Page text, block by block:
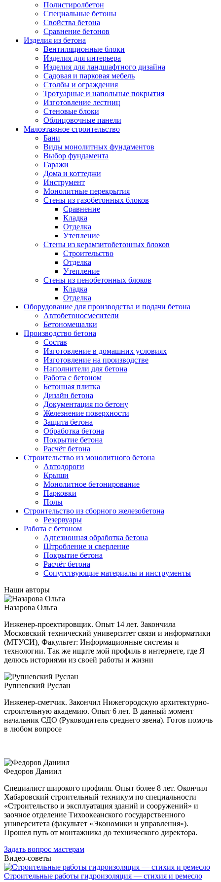
Полистиролбетон
Специальные бетоны
Свойства бетона
Сравнение бетонов
Изделия из бетона
Вентиляционные блоки
Изделия для интерьера
Изделия для ландшафтного дизайна
Садовая и парковая мебель
Столбы и ограждения
Тротуарные и напольные покрытия
Изготовление лестниц
Стеновые блоки
Облицовочные панели
Малоэтажное строительство
Бани
Виды монолитных фундаментов
Выбор фундамента
Гаражи
Дома и коттеджи
Инструмент
Монолитные перекрытия
Стены из газобетонных блоков
Сравнение
Кладка
Отделка
Утепление
Стены из керамзитобетонных блоков
Строительство
Отделка
Утепление
Стены из пенобетонных блоков
Кладка
Отделка
Оборудование для производства и подачи бетона
Автобетоносмесители
Бетономешалки
Производство бетона
Состав
Изготовление в домашних условиях
Изготовление на производстве
Наполнители для бетона
Работа с бетоном
Бетонная плитка
Дизайн бетона
Документация по бетону
Железнение поверхности
Защита бетона
Обработка бетона
Покрытие бетона
Расчёт бетона
Строительство из монолитного бетона
Автодороги
Крыши
Монолитное бетонирование
Парковки
Полы
Строительство из сборного железобетона
Резервуары
Работа с бетоном
Адгезионная обработка бетона
Штробление и сверление
Покрытие бетона
Расчёт бетона
Сопутствующие материалы и инструменты
Наши авторы
Назарова Ольга
Инженер-проектировщик. Опыт 14 лет. Закончила
Московский технический университет связи и информатики
(МТУСИ), Факультет: Информационные системы и
технологии. Так же ищите мой профиль в интернете, где Я
делюсь историями из своей работы и жизни
Рупневский Руслан
Инженер-сметчик. Закончил Нижегородскую архитектурно-
строительную академию. Опыт 6 лет. В данный момент
начальник СДО (Руководитель среднего звена). Готов помочь
в любом вопросе
Федоров Даниил
Специалист широкого профиля. Опыт более 8 лет. Окончил
Хабаровский строительный техникум по специальности
«Строительство и эксплуатация зданий и сооружений» и
заочное отделение Тихоокеанского государственного
университета (факультет «Экономики и управления»).
Прошел путь от монтажника до технического директора.
Задать вопрос мастерам
Видео-советы
Строительные работы гидроизоляция — стихия и ремесло